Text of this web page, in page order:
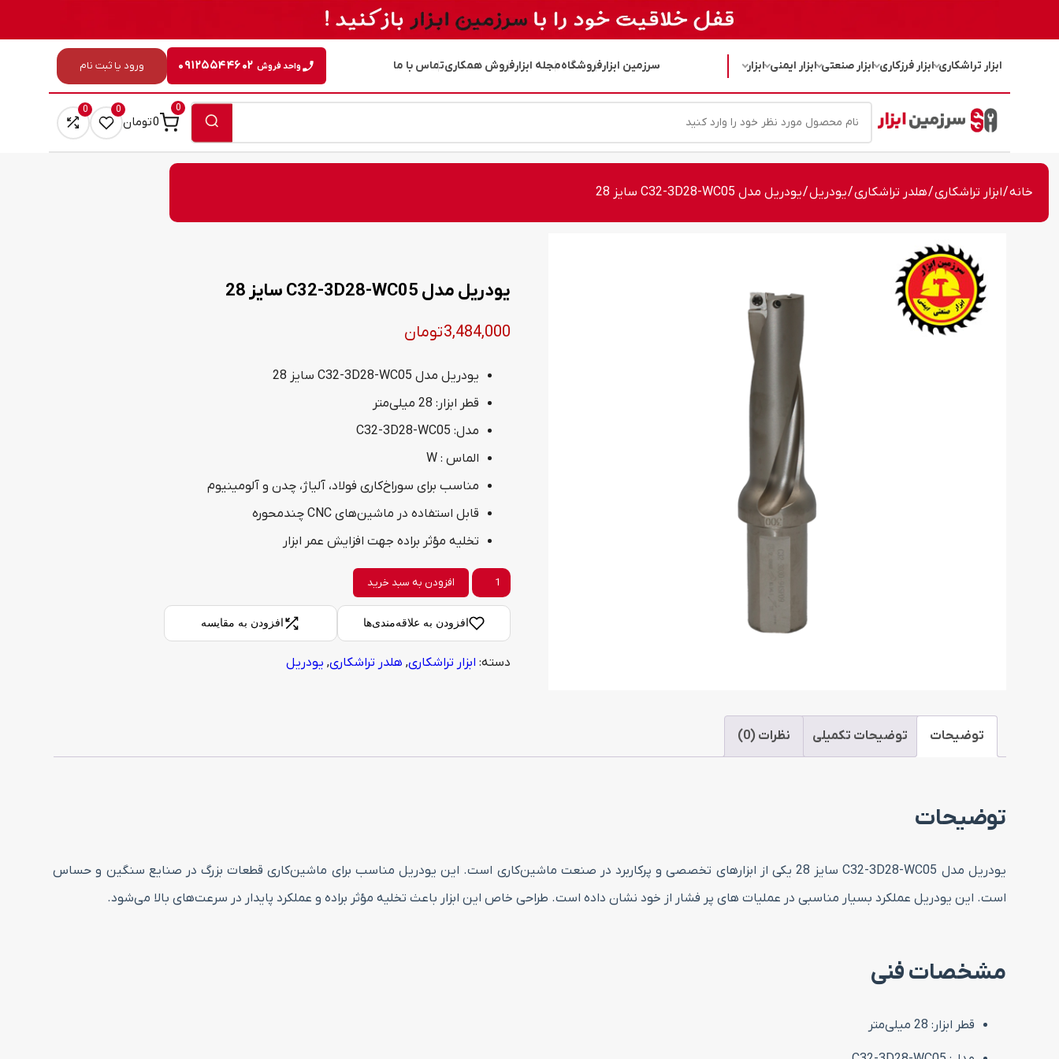
ابزار تراشکاری ابزار فرزکاری ابزار صنعتی ابزار ایمنی ابزار سرزمین ابزارفروشگاهمجله ابزارفروش همکاریتماس با ما ۰۹۱۲۵۵۴۴۶۰۲ واحد فروش ورود یا ثبت نام
0
0تومان
0
0
خانه/ابزار تراشکاری/هلدر تراشکاری/یودریل/ یودریل مدل C32-3D28-WC05 سایز 28
یودریل مدل C32-3D28-WC05 سایز 28
3,484,000تومان
یودریل مدل C32-3D28-WC05 سایز 28
قطر ابزار: 28 میلی‌متر
مدل: C32-3D28-WC05
الماس : W
مناسب برای سوراخ‌کاری فولاد، آلیاژ، چدن و آلومینیوم
قابل استفاده در ماشین‌های CNC چندمحوره
تخلیه مؤثر براده جهت افزایش عمر ابزار
یودریل
مدل
C32-
3D28-
افزودن به سبد خرید
افزودن به علاقه‌مندی‌ها افزودن به مقایسه
دسته: ابزار تراشکاری, هلدر تراشکاری, یودریل
توضیحات توضیحات تکمیلی نظرات (0)
توضیحات
یودریل مدل C32-3D28-WC05 سایز 28 یکی از ابزارهای تخصصی و پرکاربرد در صنعت ماشین‌کاری است. این یودریل مناسب برای ماشین‌کاری قطعات بزرگ در صنایع سنگین و حساس
است. این یودریل عملکرد بسیار مناسبی در عملیات های پر فشار از خود نشان داده است. طراحی خاص این ابزار باعث تخلیه مؤثر براده و عملکرد پایدار در سرعت‌های بالا می‌شود.
مشخصات فنی
قطر ابزار: 28 میلی‌متر